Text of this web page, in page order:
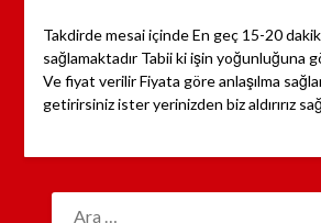
Takdirde mesai içinde En geç 15-20
sağlamaktadır Tabii ki işin yoğunluğuna
Ve fiyat verilir Fiyata göre anlaşılma
getirirsiniz ister yerinizden biz aldırırız